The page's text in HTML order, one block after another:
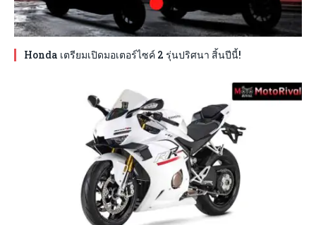
Honda เตรียมเปิดมอเตอร์ไซค์ 2 รุ่นปริศนา สิ้นปีนี้!